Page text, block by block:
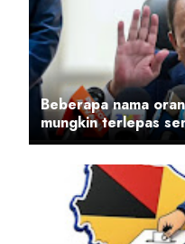
Beberapa nama
mungkin terlepas